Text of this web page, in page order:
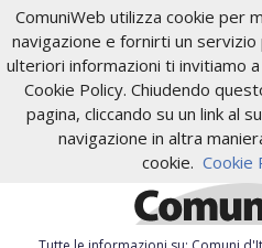
ComuniWeb utilizza cookie per
navigazione e fornirti un
ulteriori informazioni ti invitiamo
Cookie Policy. Chiudendo
pagina, cliccando su un link al
navigazione in altra
cookie. Cookie